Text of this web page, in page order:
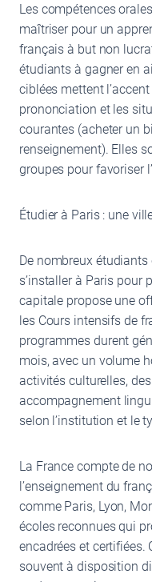
Les compétences
maîtriser pour un
français à but non
étudiants à gagner en
ciblées mettent
prononciation et les
courantes (acheter un
renseignement). Elles
groupes pour favoriser
Étudier à Paris : une
De nombreux
s’installer à Paris pour
capitale propose une
les Cours intensifs de
programmes durent
mois, avec un volume
activités culturelles,
accompagnement
selon l’institution et le
La France compte de
l’enseignement du
comme Paris, Lyon,
écoles reconnues qui
encadrées et
souvent à disposition